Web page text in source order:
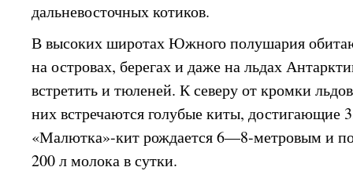
дальневосточных котиков.
В высоких широтах Южного полушария
на островах, берегах и даже на льдах
встретить и тюленей. К северу от кромки
них встречаются голубые киты, достигающие
«Малютка»-кит рождается 6—8-метровым и
200 л молока в сутки.